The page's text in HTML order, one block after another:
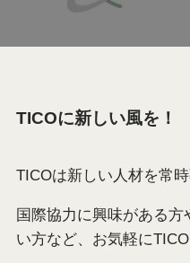
TICOに新しい風を！
TICOは新しい人材を常
国際協力に興味がある
い方など、お気軽に